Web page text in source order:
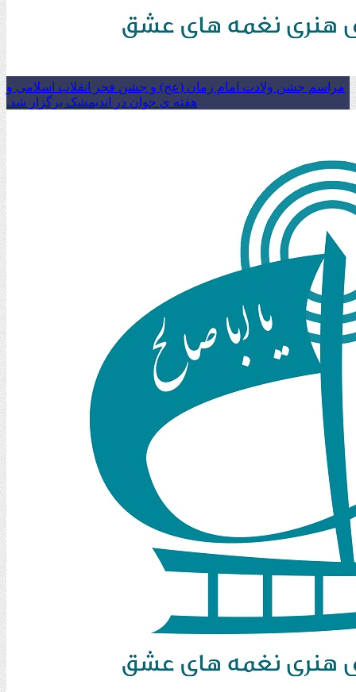
مراسم جشن ولادت امام زمان (عج) و جشن فجر انقلاب اسلامی و
هفته ی جوان در اندیمشک برگزار شد.